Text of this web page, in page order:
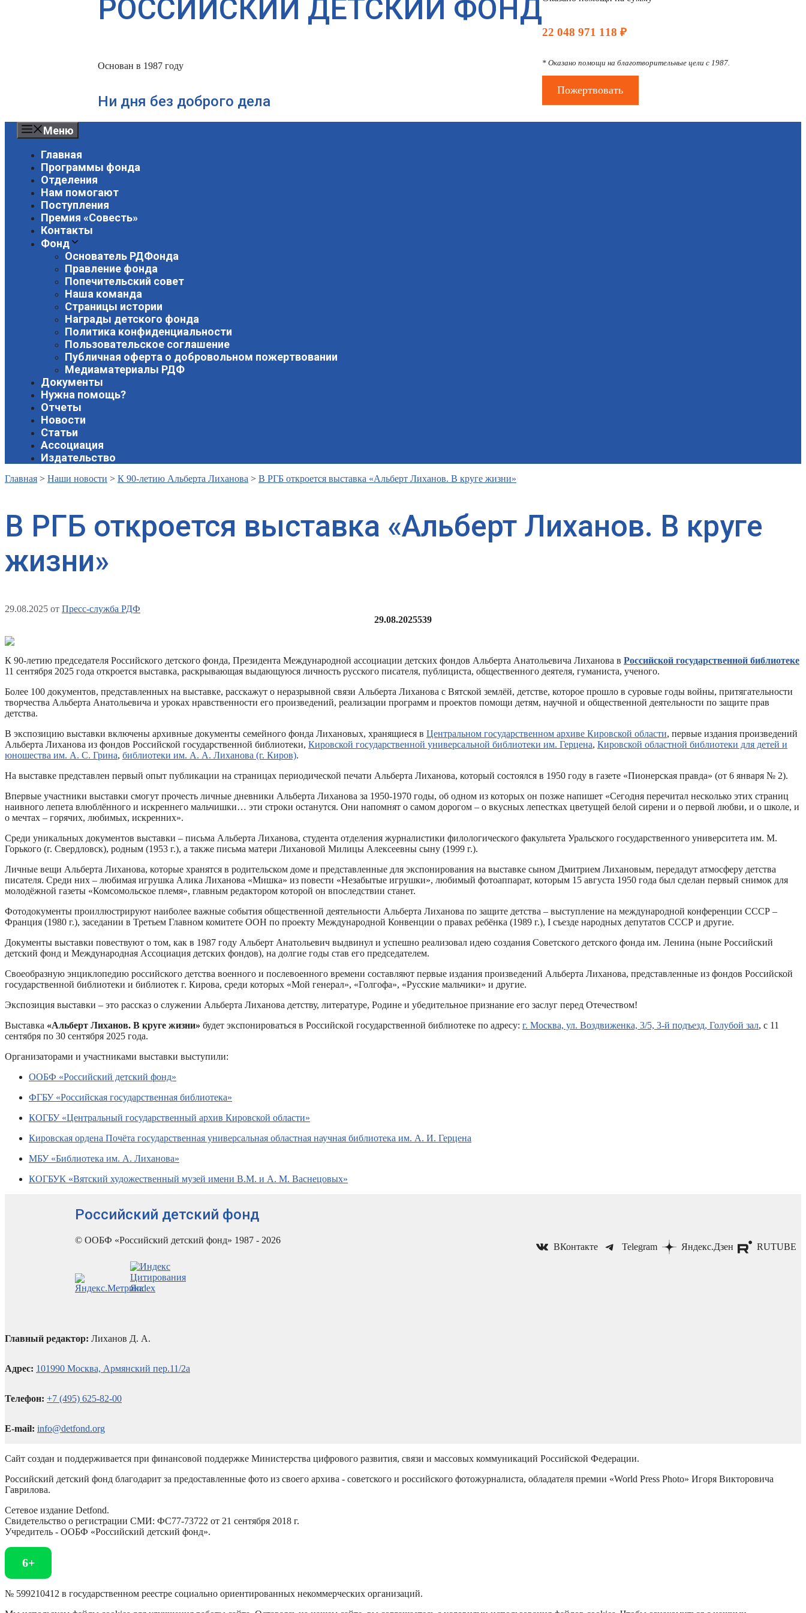
РОССИЙСКИЙ ДЕТСКИЙ ФОНД
Основан в 1987 году
Ни дня без доброго дела
22 048 971 118 ₽
* Оказано помощи на благотворительные цели с 1987.
Пожертвовать
Меню
Главная
Программы фонда
Отделения
Нам помогают
Поступления
Премия «Совесть»
Контакты
Фонд
Основатель РДФонда
Правление фонда
Попечительский совет
Наша команда
Страницы истории
Награды детского фонда
Политика конфиденциальности
Пользовательское соглашение
Публичная оферта о добровольном пожертвовании
Медиаматериалы РДФ
Документы
Нужна помощь?
Отчеты
Новости
Статьи
Ассоциация
Издательство
Главная > Наши новости > К 90-летию Альберта Лиханова > В РГБ откроется выставка «Альберт Лиханов. В круге жизни»
В РГБ откроется выставка «Альберт Лиханов. В круге
жизни»
29.08.2025 от Пресс-служба РДФ
29.08.2025539
К 90-летию председателя Российского детского фонда, Президента Международной ассоциации детских фондов Альберта Анатольевича Лиханова в Российской государственной библиотеке
11 сентября 2025 года откроется выставка, раскрывающая выдающуюся личность русского писателя, публициста, общественного деятеля, гуманиста, ученого.
Более 100 документов, представленных на выставке, расскажут о неразрывной связи Альберта Лиханова с Вятской землёй, детстве, которое прошло в суровые годы войны, притягательности
творчества Альберта Анатольевича и уроках нравственности его произведений, реализации программ и проектов помощи детям, научной и общественной деятельности по защите прав
детства.
В экспозицию выставки включены архивные документы семейного фонда Лихановых, хранящиеся в Центральном государственном архиве Кировской области, первые издания произведений
Альберта Лиханова из фондов Российской государственной библиотеки, Кировской государственной универсальной библиотеки им. Герцена, Кировской областной библиотеки для детей и
юношества им. А. С. Грина, библиотеки им. А. А. Лиханова (г. Киров).
На выставке представлен первый опыт публикации на страницах периодической печати Альберта Лиханова, который состоялся в 1950 году в газете «Пионерская правда» (от 6 января № 2).
Впервые участники выставки смогут прочесть личные дневники Альберта Лиханова за 1950-1970 годы, об одном из которых он позже напишет «Сегодня перечитал несколько этих страниц
наивного лепета влюблённого и искреннего мальчишки… эти строки останутся. Они напомнят о самом дорогом – о вкусных лепестках цветущей белой сирени и о первой любви, и о школе, и
о мечтах – горячих, любимых, искренних».
Среди уникальных документов выставки – письма Альберта Лиханова, студента отделения журналистики филологического факультета Уральского государственного университета им. М.
Горького (г. Свердловск), родным (1953 г.), а также письма матери Лихановой Милицы Алексеевны сыну (1999 г.).
Личные вещи Альберта Лиханова, которые хранятся в родительском доме и представленные для экспонирования на выставке сыном Дмитрием Лихановым, передадут атмосферу детства
писателя. Среди них – любимая игрушка Алика Лиханова «Мишка» из повести «Незабытые игрушки», любимый фотоаппарат, которым 15 августа 1950 года был сделан первый снимок для
молодёжной газеты «Комсомольское племя», главным редактором которой он впоследствии станет.
Фотодокументы проиллюстрируют наиболее важные события общественной деятельности Альберта Лиханова по защите детства – выступление на международной конференции СССР –
Франция (1980 г.), заседании в Третьем Главном комитете ООН по проекту Международной Конвенции о правах ребёнка (1989 г.), I съезде народных депутатов СССР и другие.
Документы выставки повествуют о том, как в 1987 году Альберт Анатольевич выдвинул и успешно реализовал идею создания Советского детского фонда им. Ленина (ныне Российский
детский фонд и Международная Ассоциация детских фондов), на долгие годы став его председателем.
Своеобразную энциклопедию российского детства военного и послевоенного времени составляют первые издания произведений Альберта Лиханова, представленные из фондов Российской
государственной библиотеки и библиотек г. Кирова, среди которых «Мой генерал», «Голгофа», «Русские мальчики» и другие.
Экспозиция выставки – это рассказ о служении Альберта Лиханова детству, литературе, Родине и убедительное признание его заслуг перед Отечеством!
Выставка «Альберт Лиханов. В круге жизни» будет экспонироваться в Российской государственной библиотеке по адресу: г. Москва, ул. Воздвиженка, 3/5, 3-й подъезд, Голубой зал, с 11
сентября по 30 сентября 2025 года.
Организаторами и участниками выставки выступили:
ООБФ «Российский детский фонд»
ФГБУ «Российская государственная библиотека»
КОГБУ «Центральный государственный архив Кировской области»
Кировская ордена Почёта государственная универсальная областная научная библиотека им. А. И. Герцена
МБУ «Библиотека им. А. Лиханова»
КОГБУК «Вятский художественный музей имени В.М. и А. М. Васнецовых»
Российский детский фонд
© ООБФ «Российский детский фонд» 1987 - 2026
ВКонтакте Telegram Яндекс.Дзен RUTUBE
Главный редактор: Лиханов Д. А.
Адрес: 101990 Москва, Армянский пер.11/2а
Телефон: +7 (495) 625-82-00
E-mail: info@detfond.org
Сайт создан и поддерживается при финансовой поддержке Министерства цифрового развития, связи и массовых коммуникаций Российской Федерации.
Российский детский фонд благодарит за предоставленные фото из своего архива - советского и российского фотожурналиста, обладателя премии «World Press Photo» Игоря Викторовича
Гаврилова.
Сетевое издание Detfond.
Свидетельство о регистрации СМИ: ФС77-73722 от 21 сентября 2018 г.
Учредитель - ООБФ «Российский детский фонд».
6+
№ 599210412 в государственном реестре социально ориентированных некоммерческих организаций.